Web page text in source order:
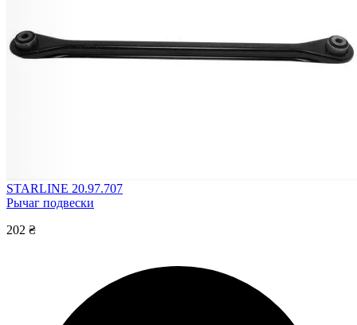
STARLINE 20.97.707
Рычаг подвески
202 ₴